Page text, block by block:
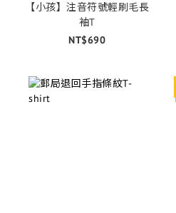
【小孩】注音符號輕刷毛長
袖T
NT$690